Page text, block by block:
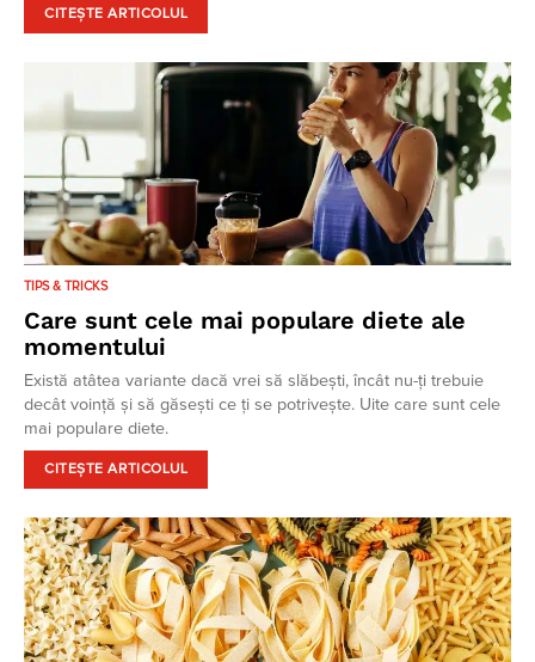
CITEȘTE ARTICOLUL
TIPS & TRICKS
Care sunt cele mai populare diete ale
momentului
Există atâtea variante dacă vrei să slăbești, încât nu-ți trebuie
decât voință și să găsești ce ți se potrivește. Uite care sunt cele
mai populare diete.
CITEȘTE ARTICOLUL